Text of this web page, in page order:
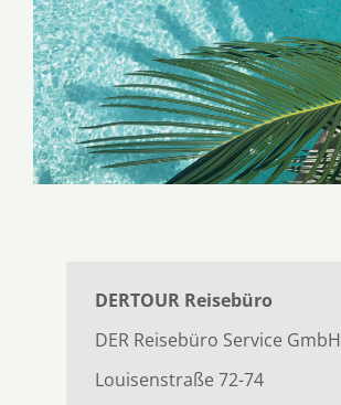
DERTOUR Reisebüro
DER Reisebüro Service GmbH
Louisenstraße 72-74